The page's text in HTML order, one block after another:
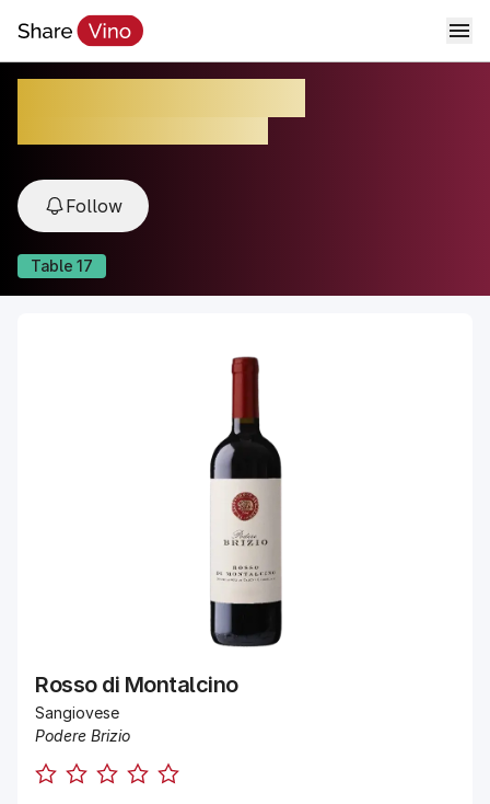
Follow
Table 17
Rosso di Montalcino
Sangiovese
Podere Brizio